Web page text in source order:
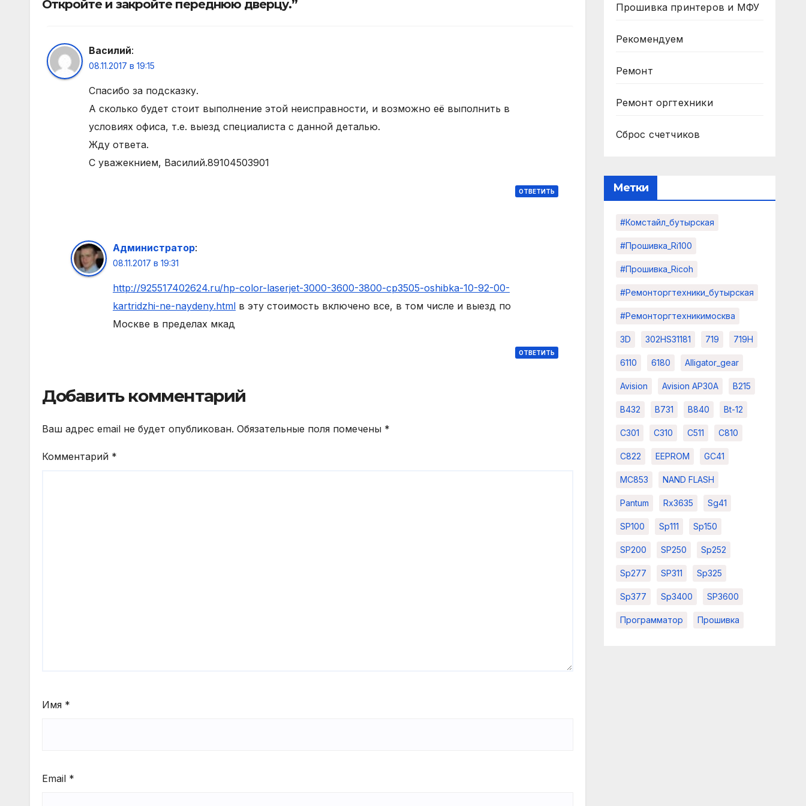
Откройте и закройте переднюю дверцу.”
Василий:
08.11.2017 в 19:15
Спасибо за подсказку.
А сколько будет стоит выполнение этой неисправности, и возможно её выполнить в
условиях офиса, т.е. выезд специалиста с данной деталью.
Жду ответа.
С уважекнием, Василий.89104503901
ОТВЕТИТЬ
Администратор:
08.11.2017 в 19:31
http://925517402624.ru/hp-color-laserjet-3000-3600-3800-cp3505-oshibka-10-92-00-
kartridzhi-ne-naydeny.html в эту стоимость включено все, в том числе и выезд по
Москве в пределах мкад
ОТВЕТИТЬ
Добавить комментарий
Ваш адрес email не будет опубликован. Обязательные поля помечены *
Комментарий *
Имя *
Email *
Прошивка принтеров и МФУ
Рекомендуем
Ремонт
Ремонт оргтехники
Сброс счетчиков
Метки
#комстайл_бутырская
#прошивка_Ri100
#прошивка_Ricoh
#ремонторгтехники_бутырская
#ремонторгтехникимосква
3D 302HS31181 719 719H
6110 6180 Alligator_gear
Avision Avision AP30A B215
B432 B731 B840 Bt-12
C301 C310 C511 C810
C822 EEPROM GC41
MC853 NAND FLASH
Pantum Rx3635 Sg41
SP100 Sp111 Sp150
SP200 SP250 Sp252
Sp277 SP311 Sp325
Sp377 Sp3400 SP3600
Программатор Прошивка